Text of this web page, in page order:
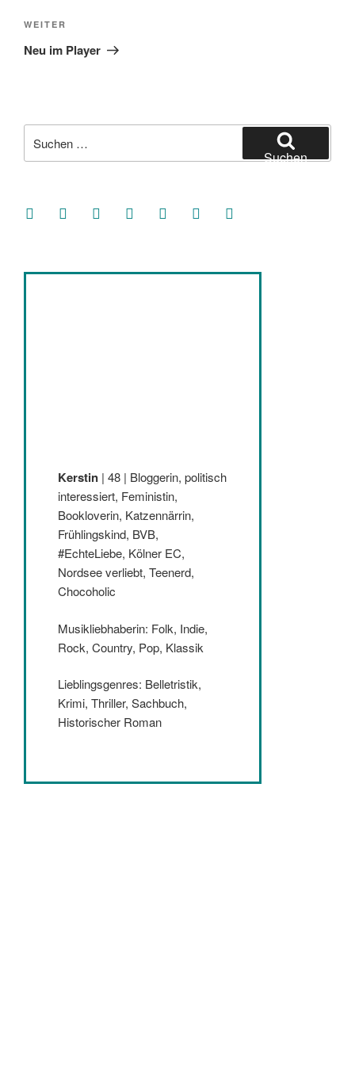
Nächster
Beitrag
WEITER
Neu im Player
nach:
Suchen
facebooksoundcloud
twitter mastodoninstagramthreads goodreads
Kerstin | 48 | Bloggerin, politisch
interessiert, Feministin,
Bookloverin, Katzennärrin,
Frühlingskind, BVB,
#EchteLiebe, Kölner EC,
Nordsee verliebt, Teenerd,
Chocoholic
Musikliebhaberin: Folk, Indie,
Rock, Country, Pop, Klassik
Lieblingsgenres: Belletristik,
Krimi, Thriller, Sachbuch,
Historischer Roman